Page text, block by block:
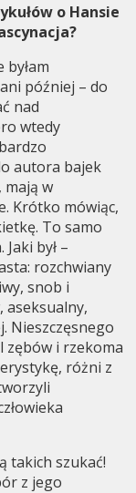
o Hansie
byłam
później – do
nad
wtedy
autora bajek
mają w
Krótko mówiąc,
To samo
był –
rozchwiany
snob i
aseksualny,
Nieszczęsnego
zębów i rzekoma
różni z
takich szukać!
z jego